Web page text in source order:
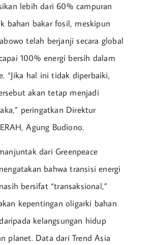
lebih dari 60% campuran
bahan bakar fosil, meskipun
telah berjanji secara global
100% energi bersih dalam
“Jika hal ini tidak diperbaiki,
akan tetap menjadi
peringatkan Direktur
Agung Budiono.
dari Greenpeace
bahwa transisi energi
bersifat “transaksional,”
kepentingan oligarki bahan
kelangsungan hidup
planet. Data dari Trend Asia